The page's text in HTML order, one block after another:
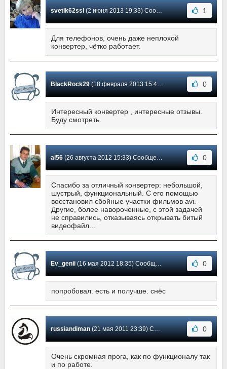
svetik62ssl(2 июня 2013 19:33) Сообщение #15 1
Для телефонов, очень даже неплохой
конвертер, чётко работает.
BlackRock29(18 февраля 2013 15:49) Сообщение #14 0
Интересный конвертер , интересные отзывы.
Буду смотреть.
al56(26 августа 2012 15:33) Сообщение #13 0
Спасибо за отличный конвертер: небольшой,
шустрый, функциональный. С его помощью
восстановил сбойные участки фильмов avi.
Другие, более навороченные, с этой задачей
не справились, отказываясь открывать битый
видеофайл...
Ev_genii(16 мая 2012 18:35) Сообщение #12 0
попробовал. есть и получше. снёс
russiandiman(21 мая 2011 23:39) Сообщение #11 0
Очень скромная прога, как по функционалу так
и по работе.